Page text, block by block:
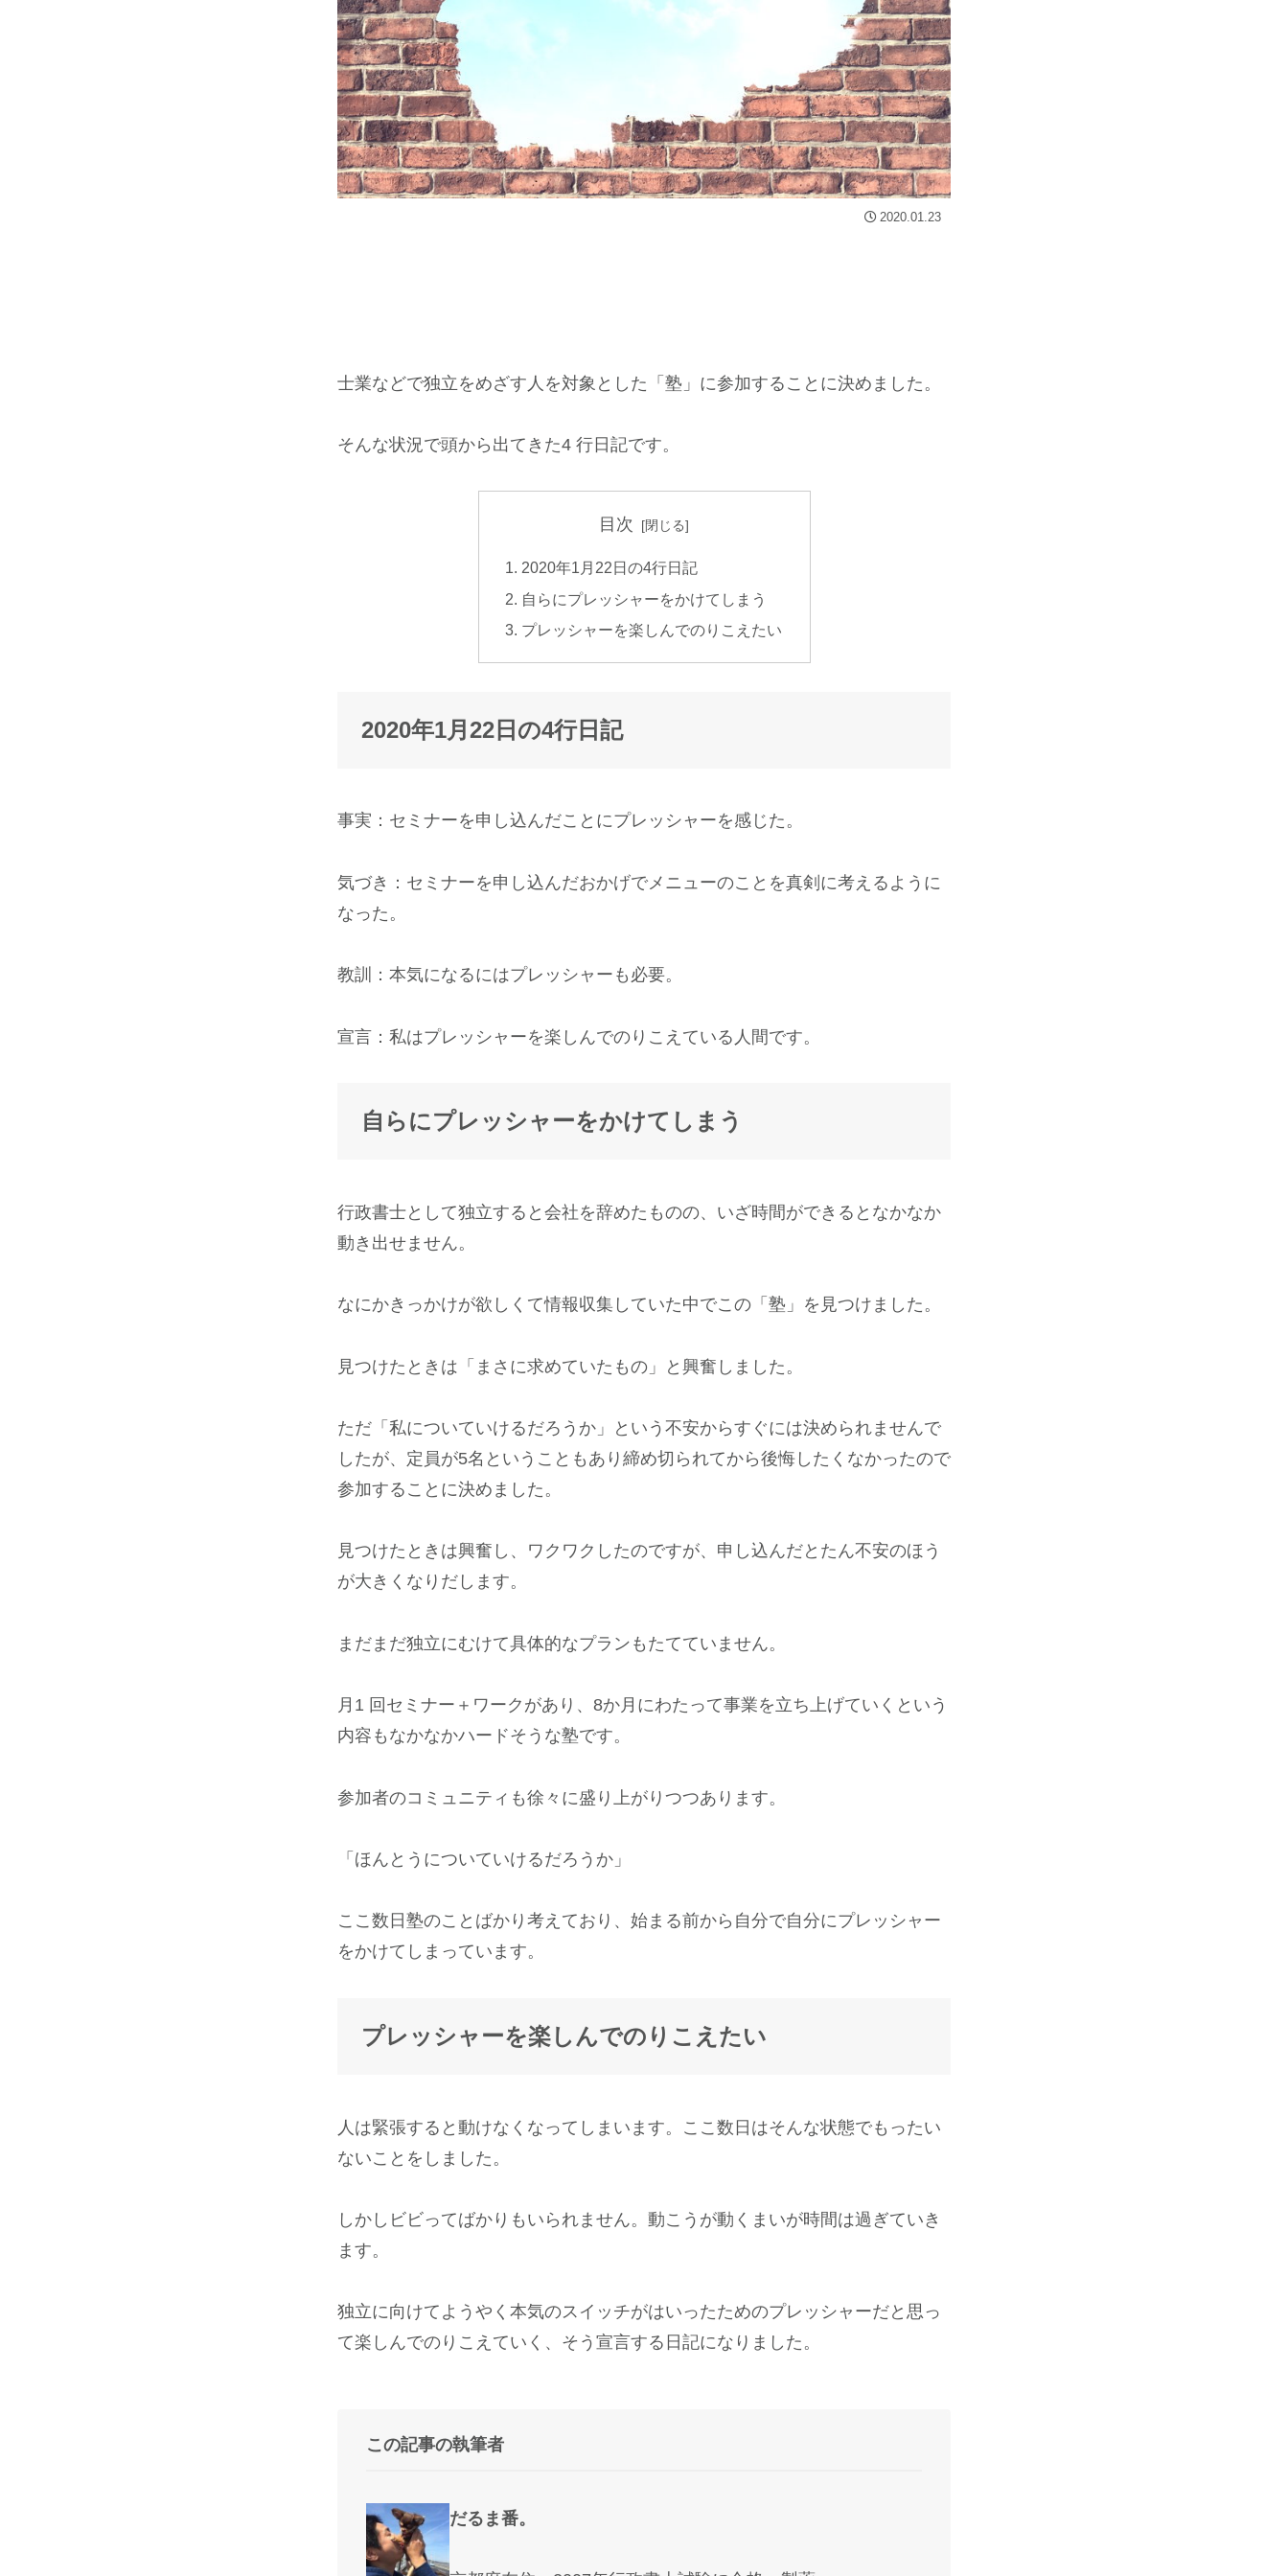
2020.01.23
士業などで独立をめざす人を対象とした「塾」に参加することに決めました。
そんな状況で頭から出てきた4 行日記です。
目次
2020年1月22日の4行日記
自らにプレッシャーをかけてしまう
プレッシャーを楽しんでのりこえたい
2020年1月22日の4行日記
事実：セミナーを申し込んだことにプレッシャーを感じた。
気づき：セミナーを申し込んだおかげでメニューのことを真剣に考えるように
なった。
教訓：本気になるにはプレッシャーも必要。
宣言：私はプレッシャーを楽しんでのりこえている人間です。
自らにプレッシャーをかけてしまう
行政書士として独立すると会社を辞めたものの、いざ時間ができるとなかなか
動き出せません。
なにかきっかけが欲しくて情報収集していた中でこの「塾」を見つけました。
見つけたときは「まさに求めていたもの」と興奮しました。
ただ「私についていけるだろうか」という不安からすぐには決められませんで
したが、定員が5名ということもあり締め切られてから後悔したくなかったので
参加することに決めました。
見つけたときは興奮し、ワクワクしたのですが、申し込んだとたん不安のほう
が大きくなりだします。
まだまだ独立にむけて具体的なプランもたてていません。
月1 回セミナー＋ワークがあり、8か月にわたって事業を立ち上げていくという
内容もなかなかハードそうな塾です。
参加者のコミュニティも徐々に盛り上がりつつあります。
「ほんとうについていけるだろうか」
ここ数日塾のことばかり考えており、始まる前から自分で自分にプレッシャー
をかけてしまっています。
プレッシャーを楽しんでのりこえたい
人は緊張すると動けなくなってしまいます。ここ数日はそんな状態でもったい
ないことをしました。
しかしビビってばかりもいられません。動こうが動くまいが時間は過ぎていき
ます。
独立に向けてようやく本気のスイッチがはいったためのプレッシャーだと思っ
て楽しんでのりこえていく、そう宣言する日記になりました。
この記事の執筆者
だるま番。